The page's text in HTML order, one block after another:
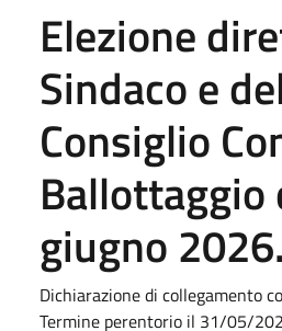
Elezione
Sindaco e
Consiglio
Ballottaggio
giugno 2026.
Dichiarazione di collegamento
Termine perentorio il 31/05/